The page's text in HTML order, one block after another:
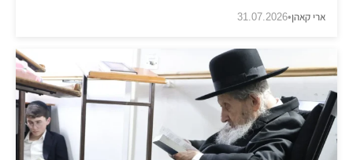
ארי קאהן•
31.07.2026